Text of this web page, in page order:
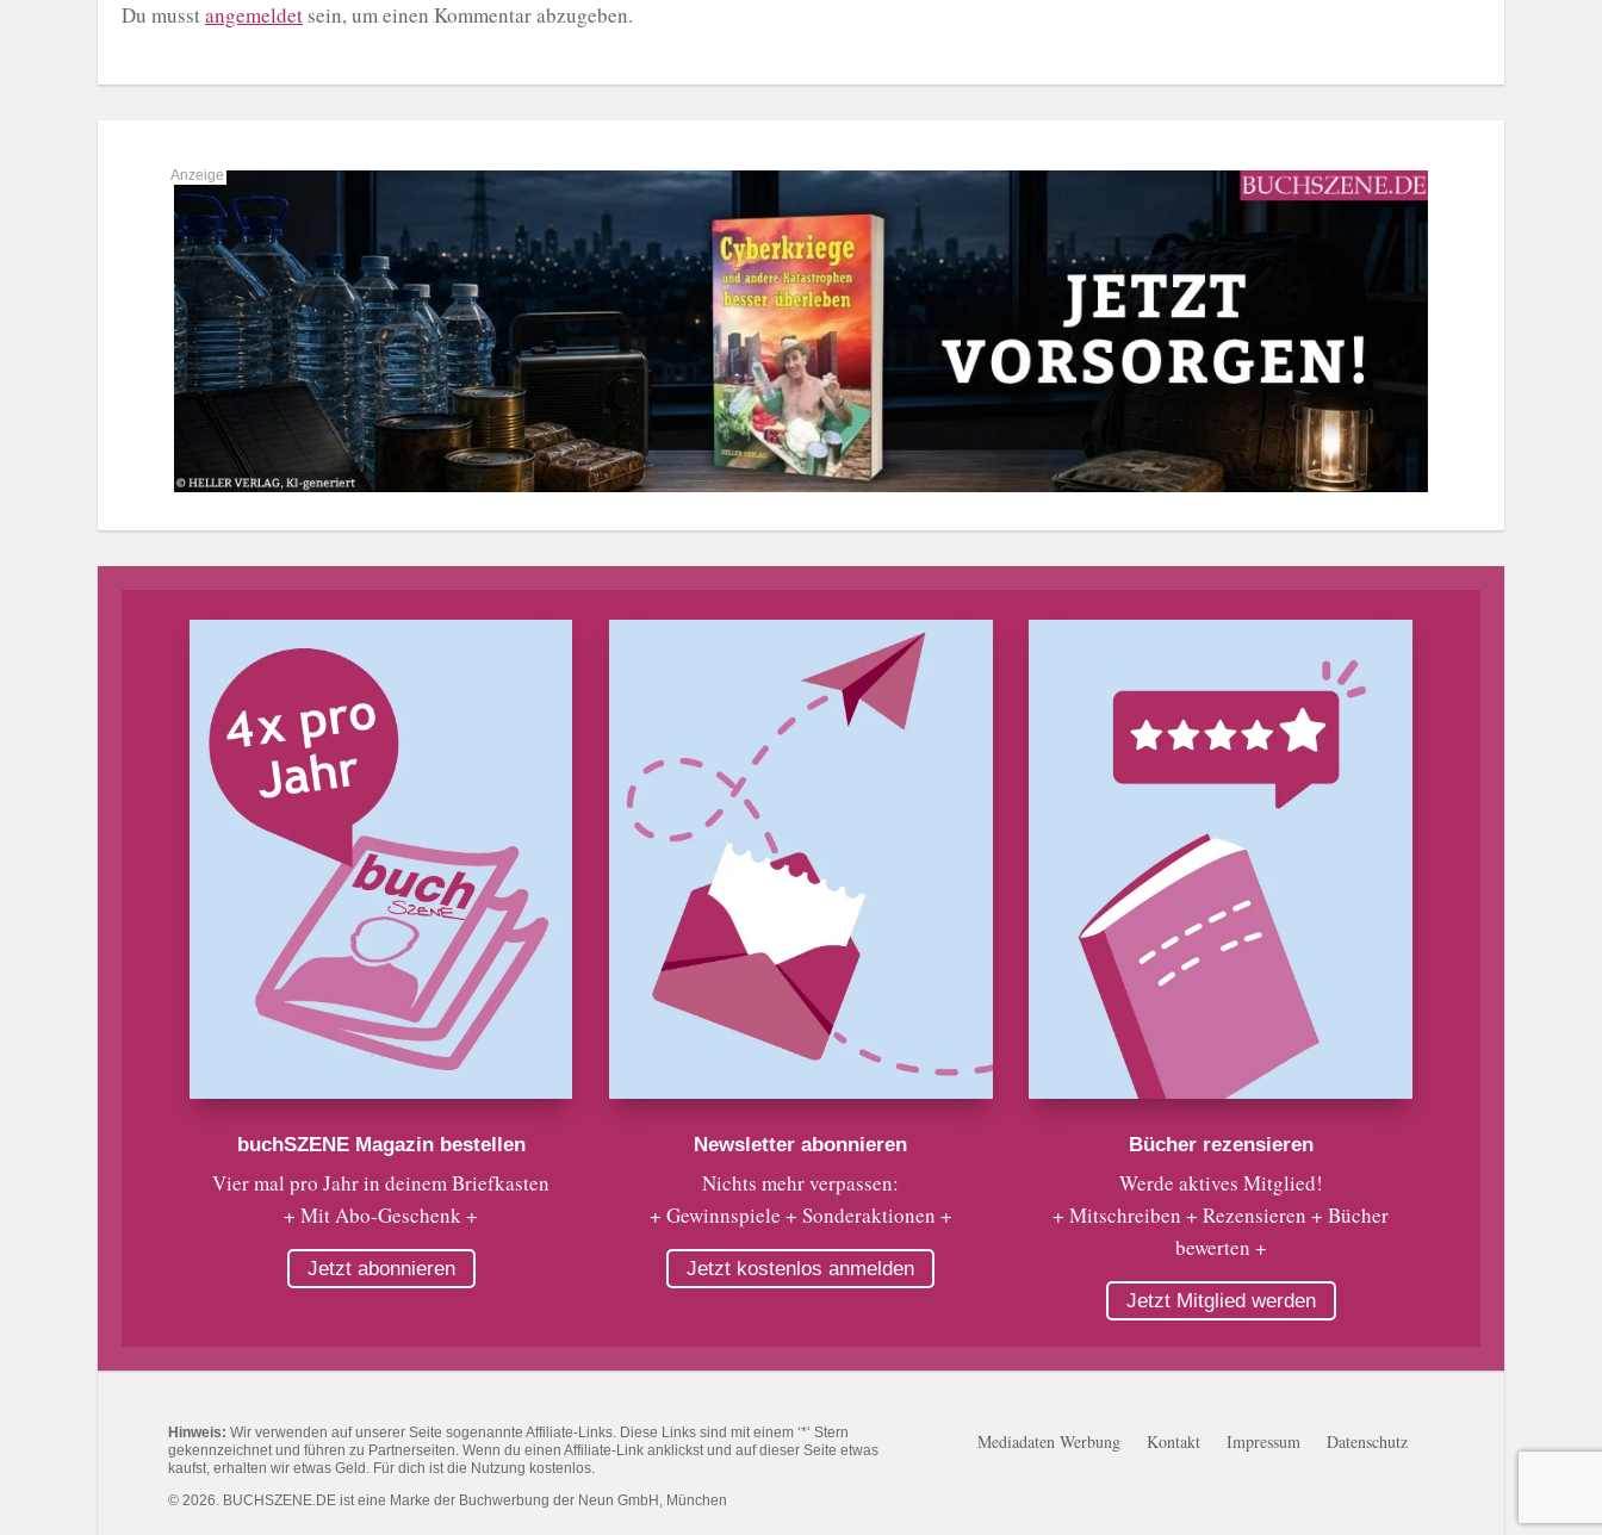
Du musstangemeldet sein, um einen Kommentar abzugeben.
buchSZENE Magazin bestellen
Vier mal pro Jahr in deinem Briefkasten
+ Mit Abo-Geschenk +
Jetzt abonnieren
Newsletter abonnieren
Nichts mehr verpassen:
+ Gewinnspiele + Sonderaktionen +
Jetzt kostenlos anmelden
Bücher rezensieren
Werde aktives Mitglied!
+ Mitschreiben + Rezensieren + Bücher
bewerten +
Jetzt Mitglied werden
Hinweis: Wir verwenden auf unserer Seite sogenannte Affiliate-Links. Diese Links sind mit einem ‘*‘ Stern
gekennzeichnet und führen zu Partnerseiten. Wenn du einen Affiliate-Link anklickst und auf dieser Seite etwas
kaufst, erhalten wir etwas Geld. Für dich ist die Nutzung kostenlos.
© 2026. BUCHSZENE.DE ist eine Marke der Buchwerbung der Neun GmbH, München
Mediadaten Werbung Kontakt Impressum Datenschutz